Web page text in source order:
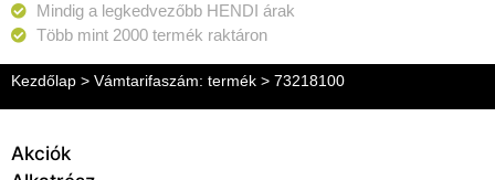
Mindig a legkedvezőbb HENDI árak
Több mint 2000 termék raktáron
Kezdőlap > Vámtarifaszám: termék > 73218100
Akciók